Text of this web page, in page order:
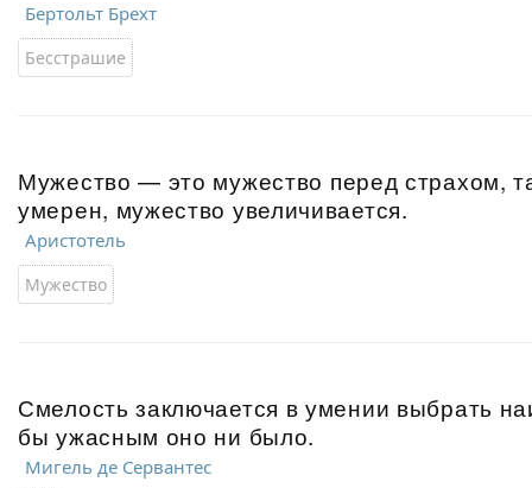
Бертольт Брехт
Бесстрашие
Мужество — это мужество перед страхом,
умерен, мужество увеличивается.
Аристотель
Мужество
Смелость заключается в умении выбрать
бы ужасным оно ни было.
Мигель де Сервантес